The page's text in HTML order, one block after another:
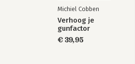
Michiel Cobben
Verhoog je
gunfactor
€ 39,95